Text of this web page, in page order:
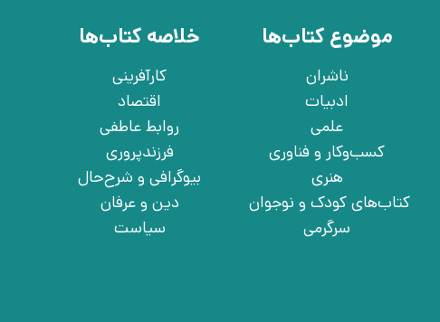
موضوع کتاب‌ها
ناشران
ادبیات
علمی
کسب‌وکار و فناوری
هنری
کتاب‌های کودک و نوجوان
سرگرمی
خلاصه کتاب‌ها
کارآفرینی
اقتصاد
روابط عاطفی
فرزندپروری
بیوگرافی و شرح‌حال
دین و عرفان
سیاست